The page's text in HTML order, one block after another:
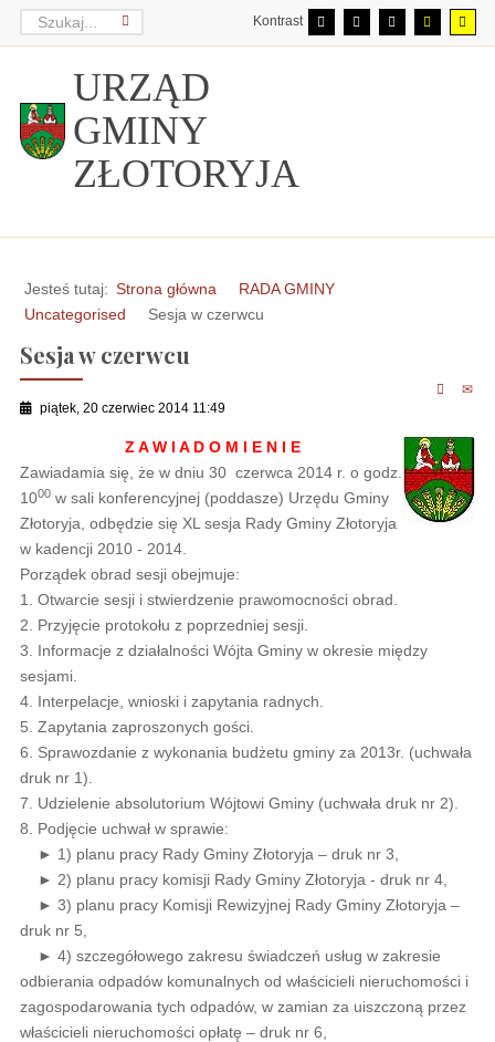
Kontrast
URZĄD
GMINY
ZŁOTORYJA
Jesteś tutaj: Strona główna
RADA GMINY
Uncategorised
Sesja w czerwcu
Sesja w czerwcu
piątek, 20 czerwiec 2014 11:49
Z A W I A D O M I E N I E
Zawiadamia się, że w dniu 30 czerwca 2014 r. o godz.
1000w sali konferencyjnej (poddasze) Urzędu Gminy
Złotoryja, odbędzie się XL sesja Rady Gminy Złotoryja
w kadencji 2010 - 2014.
Porządek obrad sesji obejmuje:
1. Otwarcie sesji i stwierdzenie prawomocności obrad.
2. Przyjęcie protokołu z poprzedniej sesji.
3. Informacje z działalności Wójta Gminy w okresie między
sesjami.
4. Interpelacje, wnioski i zapytania radnych.
5. Zapytania zaproszonych gości.
6. Sprawozdanie z wykonania budżetu gminy za 2013r. (uchwała
druk nr 1).
7. Udzielenie absolutorium Wójtowi Gminy (uchwała druk nr 2).
8. Podjęcie uchwał w sprawie:
► 1) planu pracy Rady Gminy Złotoryja – druk nr 3,
► 2) planu pracy komisji Rady Gminy Złotoryja - druk nr 4,
► 3) planu pracy Komisji Rewizyjnej Rady Gminy Złotoryja –
druk nr 5,
► 4) szczegółowego zakresu świadczeń usług w zakresie
odbierania odpadów komunalnych od właścicieli nieruchomości i
zagospodarowania tych odpadów, w zamian za uiszczoną przez
właścicieli nieruchomości opłatę – druk nr 6,